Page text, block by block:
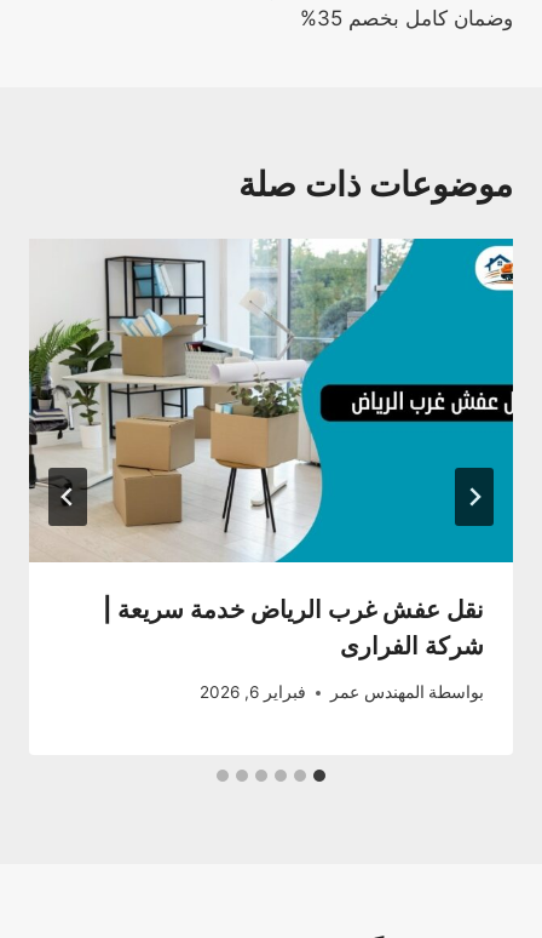
وضمان كامل بخصم 35%
موضوعات ذات صلة
نقل عفش غرب الرياض خدمة سريعة |
شركة الفرارى
بواسطة المهندس عمر فبراير 6, 2026